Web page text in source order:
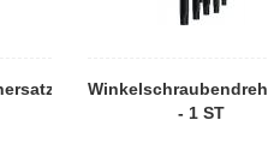
- 1 ST